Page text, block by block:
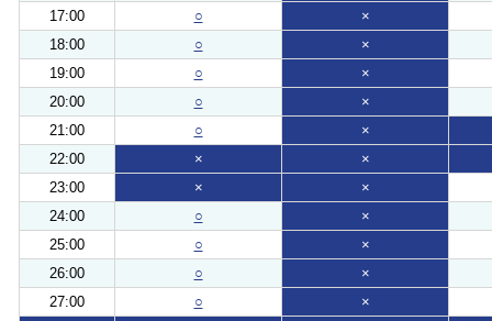
17:00
○
×
18:00
○
×
19:00
○
×
20:00
○
×
21:00
○
×
22:00
×
×
23:00
×
×
24:00
○
×
25:00
○
×
26:00
○
×
27:00
○
×